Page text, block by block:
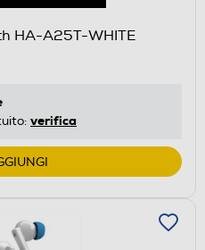
HA-A25T-WHITE
verifica